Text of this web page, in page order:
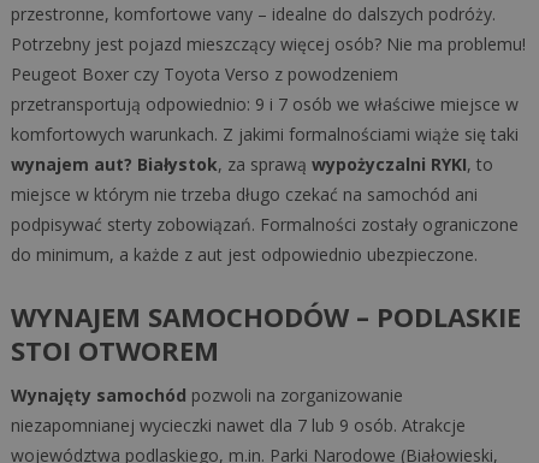
przestronne, komfortowe vany – idealne do dalszych podróży.
Potrzebny jest pojazd mieszczący więcej osób? Nie ma problemu!
Peugeot Boxer czy Toyota Verso z powodzeniem
przetransportują odpowiednio: 9 i 7 osób we właściwe miejsce w
komfortowych warunkach. Z jakimi formalnościami wiąże się taki
wynajem aut? Białystok, za sprawą wypożyczalni RYKI, to
miejsce w którym nie trzeba długo czekać na samochód ani
podpisywać sterty zobowiązań. Formalności zostały ograniczone
do minimum, a każde z aut jest odpowiednio ubezpieczone.
WYNAJEM SAMOCHODÓW – PODLASKIE
STOI OTWOREM
Wynajęty samochód pozwoli na zorganizowanie
niezapomnianej wycieczki nawet dla 7 lub 9 osób. Atrakcje
województwa podlaskiego, m.in. Parki Narodowe (Białowieski,